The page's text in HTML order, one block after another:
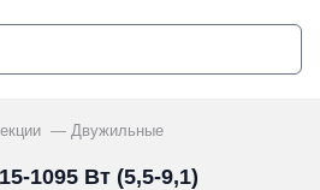
Двужильные
1095 Вт (5,5-9,1)